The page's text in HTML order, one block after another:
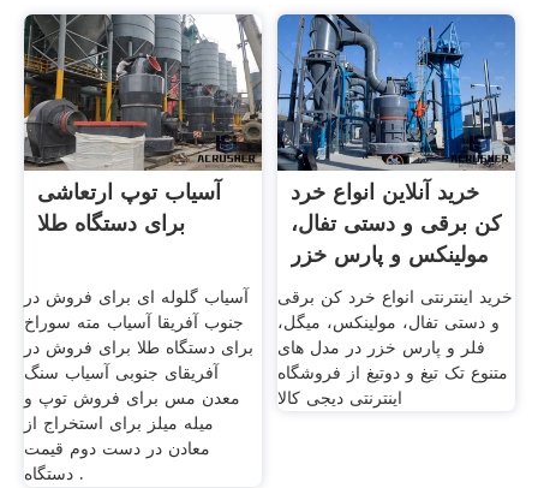
آسیاب توپ ارتعاشی
برای دستگاه طلا
آسیاب گلوله ای برای فروش در
جنوب آفریقا آسیاب مته سوراخ
برای دستگاه طلا برای فروش در
آفریقای جنوبی آسیاب سنگ
معدن مس برای فروش توپ و
میله میلز برای استخراج از
معادن در دست دوم قیمت
دستگاه .
خرید آنلاین انواع خرد
کن برقی و دستی تفال،
مولینکس و پارس خزر
خرید اینترنتی انواع خرد کن برقی
و دستی تفال، مولینکس، میگل،
فلر و پارس خزر در مدل های
متنوع تک تیغ و دوتیغ از فروشگاه
اینترنتی دیجی کالا